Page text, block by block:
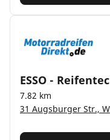
ESSO -
7.82 km
31 Augsburger Str.,